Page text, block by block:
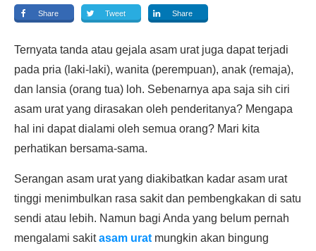
Share Tweet Share
Ternyata tanda atau gejala asam urat juga dapat terjadi
pada pria (laki-laki), wanita (perempuan), anak (remaja),
dan lansia (orang tua) loh. Sebenarnya apa saja sih ciri
asam urat yang dirasakan oleh penderitanya? Mengapa
hal ini dapat dialami oleh semua orang? Mari kita
perhatikan bersama-sama.
Serangan asam urat yang diakibatkan kadar asam urat
tinggi menimbulkan rasa sakit dan pembengkakan di satu
sendi atau lebih. Namun bagi Anda yang belum pernah
mengalami sakitasam urat mungkin akan bingung